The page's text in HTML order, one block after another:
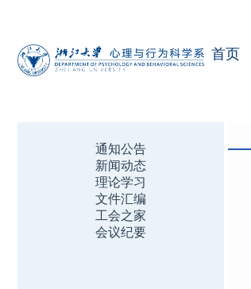
首页
通知公告
新闻动态
理论学习
文件汇编
工会之家
会议纪要